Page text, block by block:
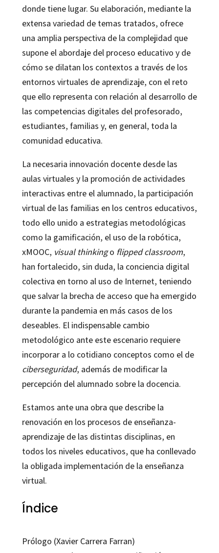
donde tiene lugar. Su elaboración, mediante la
extensa variedad de temas tratados, ofrece
una amplia perspectiva de la complejidad que
supone el abordaje del proceso educativo y de
cómo se dilatan los contextos a través de los
entornos virtuales de aprendizaje, con el reto
que ello representa con relación al desarrollo de
las competencias digitales del profesorado,
estudiantes, familias y, en general, toda la
comunidad educativa.
La necesaria innovación docente desde las
aulas virtuales y la promoción de actividades
interactivas entre el alumnado, la participación
virtual de las familias en los centros educativos,
todo ello unido a estrategias metodológicas
como la gamificación, el uso de la robótica,
xMOOC, visual thinkingo flipped classroom,
han fortalecido, sin duda, la conciencia digital
colectiva en torno al uso de Internet, teniendo
que salvar la brecha de acceso que ha emergido
durante la pandemia en más casos de los
deseables. El indispensable cambio
metodológico ante este escenario requiere
incorporar a lo cotidiano conceptos como el de
ciberseguridad, además de modificar la
percepción del alumnado sobre la docencia.
Estamos ante una obra que describe la
renovación en los procesos de enseñanza-
aprendizaje de las distintas disciplinas, en
todos los niveles educativos, que ha conllevado
la obligada implementación de la enseñanza
virtual.
Índice
Prólogo (Xavier Carrera Farran)